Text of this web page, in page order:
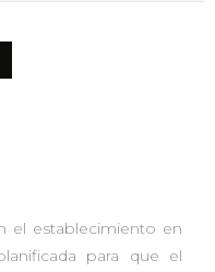
el establecimiento en
para que el